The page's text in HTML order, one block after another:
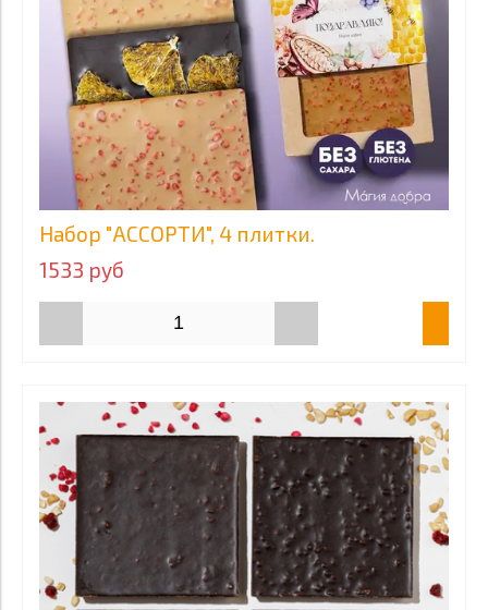
Набор "АССОРТИ", 4 плитки.
1533 руб